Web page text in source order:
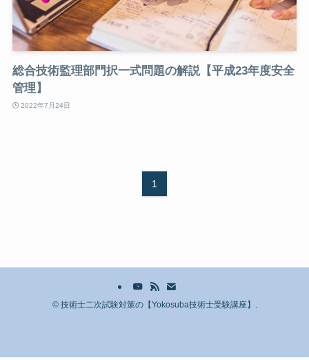
総合技術監理部門択一式問題の解説【平成23年度安全
管理】
2022年7月24日
1
©技術士二次試験対策の【Yokosuba技術士受験講座】.